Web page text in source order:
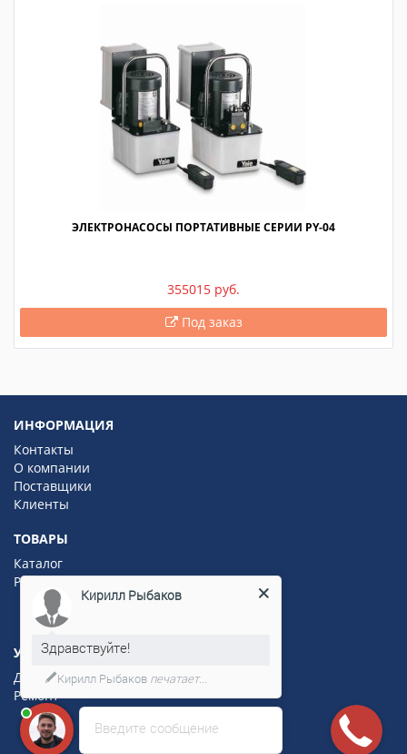
ЭЛЕКТРОНАСОСЫ ПОРТАТИВНЫЕ СЕРИИ PY-04
355015 руб.
Под заказ
ИНФОРМАЦИЯ
Контакты
О компании
Поставщики
Клиенты
ТОВАРЫ
Каталог
Распродажа
УСЛУГИ
Доставка
Ремонт
Введите сообщение
Кирилл Рыбаков
Здравствуйте!
Кирилл Рыбаков печатает...